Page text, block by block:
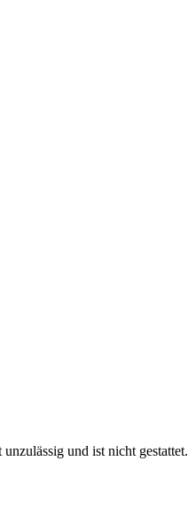
und ist nicht gestattet.